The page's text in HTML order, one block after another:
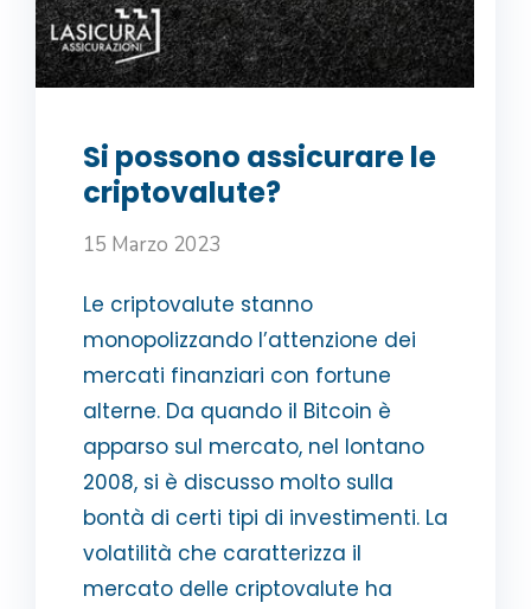
Si possono assicurare le
criptovalute?
15 Marzo 2023
Le criptovalute stanno
monopolizzando l’attenzione dei
mercati finanziari con fortune
alterne. Da quando il Bitcoin è
apparso sul mercato, nel lontano
2008, si è discusso molto sulla
bontà di certi tipi di investimenti. La
volatilità che caratterizza il
mercato delle criptovalute ha